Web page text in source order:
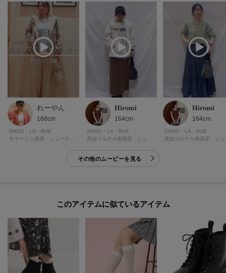
れーやん
168cm
SHOO・LA・RUE
𝐇𝐢𝐫𝐨𝐦𝐢
164cm
SHOO・LA・RUE
𝐇𝐢𝐫𝐨𝐦𝐢
164cm
SHOO・LA・RUE
その他のムービーを見る
このアイテムに似ているアイテム